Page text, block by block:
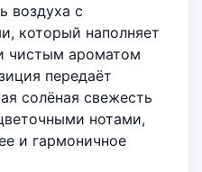
воздуха с
который наполняет
чистым ароматом
передаёт
солёная свежесть
нотами,
и гармоничное